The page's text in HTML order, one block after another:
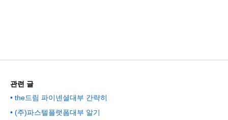
관련 글
the드림 파이넨셜대부 간략히
(주)파스텔플랫폼대부 알기